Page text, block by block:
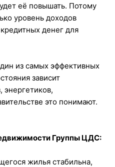
её повышать. Потому
уровень доходов
денег для
из самых эффективных
зависит
энергетиков,
это понимают.
Группы ЦДС:
жилья стабильна,